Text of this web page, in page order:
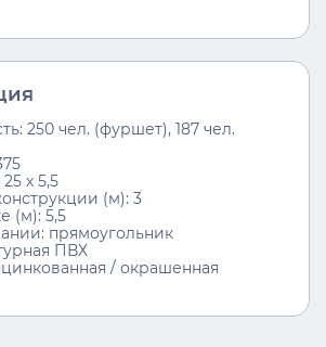
250 чел. (фуршет), 187 чел.
х 5,5
(м): 3
(м): 5,5
прямоугольник
ПВХ
/ окрашенная